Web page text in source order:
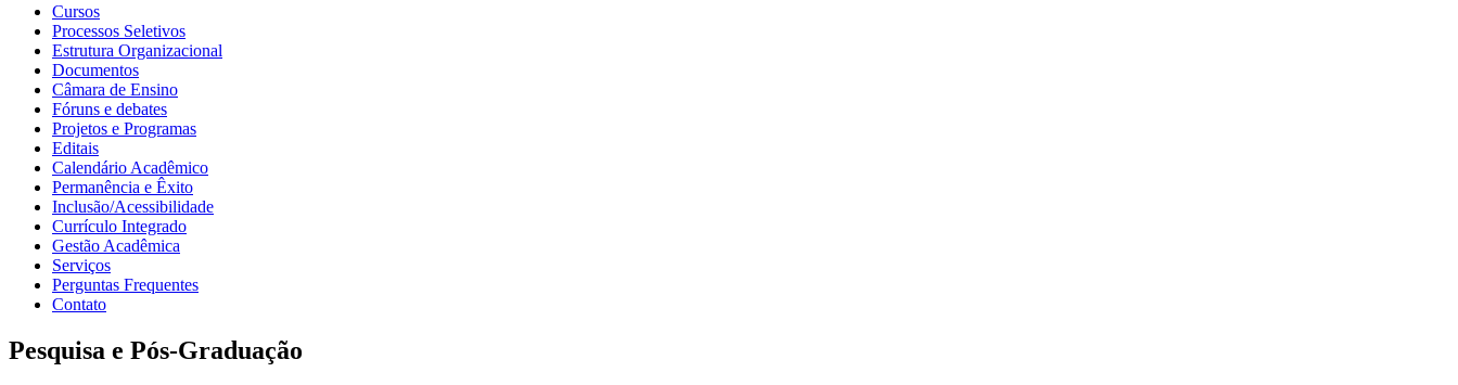
Cursos
Processos Seletivos
Estrutura Organizacional
Documentos
Câmara de Ensino
Fóruns e debates
Projetos e Programas
Editais
Calendário Acadêmico
Permanência e Êxito
Inclusão/Acessibilidade
Currículo Integrado
Gestão Acadêmica
Serviços
Perguntas Frequentes
Contato
Pesquisa e Pós-Graduação